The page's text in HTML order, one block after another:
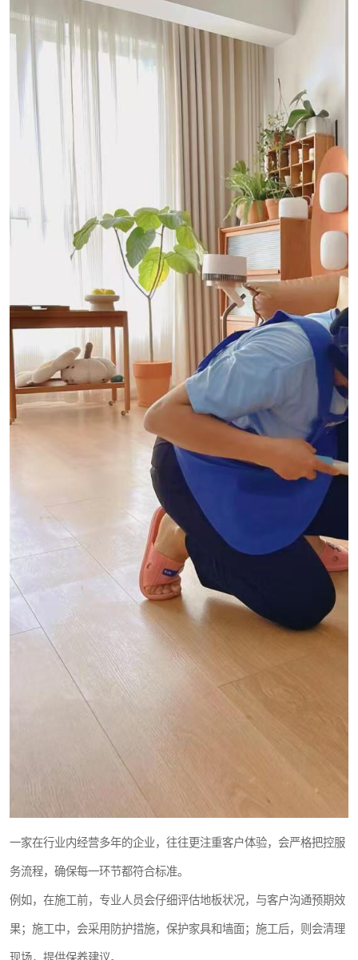
一家在行业内经营多年的企业，往往更注重客户体验，会严格把控服
务流程，确保每一环节都符合标准。
例如，在施工前，专业人员会仔细评估地板状况，与客户沟通预期效
果；施工中，会采用防护措施，保护家具和墙面；施工后，则会清理